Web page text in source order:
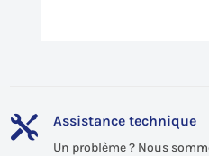
 Assistance technique
Un problème ? Nous